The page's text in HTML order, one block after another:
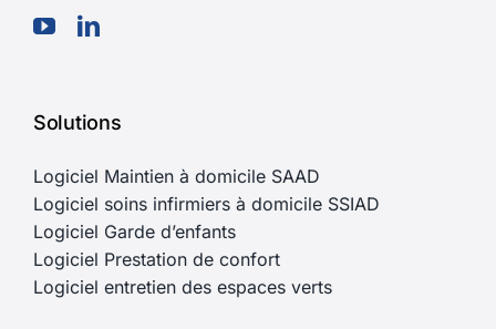
Solutions
Logiciel Maintien à domicile SAAD
Logiciel soins infirmiers à domicile SSIAD
Logiciel Garde d’enfants
Logiciel Prestation de confort
Logiciel entretien des espaces verts